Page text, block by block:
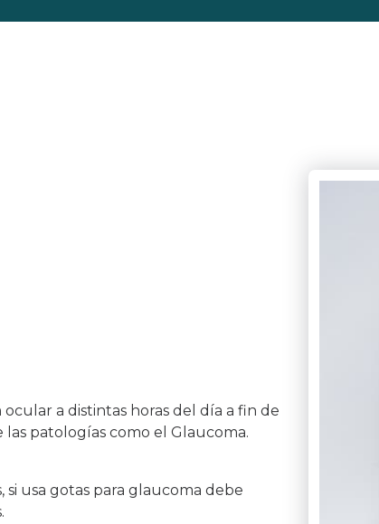
ocular a distintas horas del día a fin de
patologías como el Glaucoma.
usa gotas para glaucoma debe